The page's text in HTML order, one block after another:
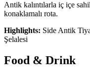
Antik kalıntılarla iç içe
konaklamalı rota.
Highlights: Side Antik
Şelalesi
Food & Drink